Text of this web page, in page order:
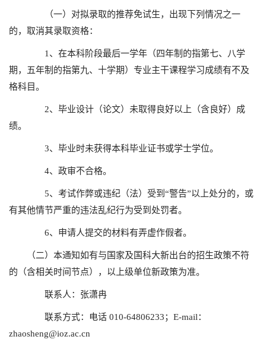
（一）对拟录取的推荐免试生，出现下列情况之一
的，取消其录取资格：
1、在本科阶段最后一学年（四年制的指第七、八学
期，五年制的指第九、十学期）专业主干课程学习成绩有不及
格科目。
2、毕业设计（论文）未取得良好以上（含良好）成
绩。
3、毕业时未获得本科毕业证书或学士学位。
4、政审不合格。
5、考试作弊或违纪（法）受到“警告”以上处分的，或
有其他情节严重的违法乱纪行为受到处罚者。
6、申请人提交的材料有弄虚作假者。
（二）本通知如有与国家及国科大新出台的招生政策不符
的（含相关时间节点），以上级单位新政策为准。
联系人：张潇冉
联系方式：电话 010-64806233；E-mail：
zhaosheng@ioz.ac.cn